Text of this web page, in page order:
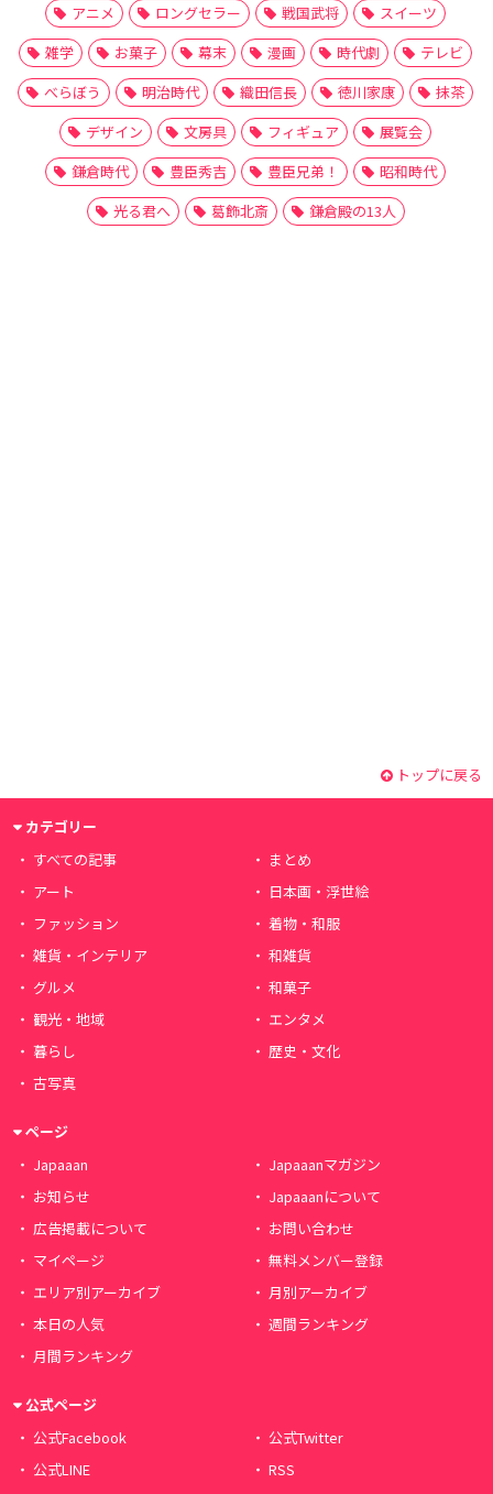
アニメ
ロングセラー 戦国武将
スイーツ
雑学
お菓子 幕末 漫画 時代劇
テレビ
べらぼう
明治時代 織田信長 徳川家康
抹茶
デザイン
文房具 フィギュア
展覧会
鎌倉時代
豊臣秀吉 豊臣兄弟！
昭和時代
光る君へ
葛飾北斎 鎌倉殿の13人
トップに戻る
カテゴリー
すべての記事
まとめ
アート
日本画・浮世絵
ファッション
着物・和服
雑貨・インテリア
和雑貨
グルメ
和菓子
観光・地域
エンタメ
暮らし
歴史・文化
古写真
ページ
Japaaan
Japaaanマガジン
お知らせ
Japaaanについて
広告掲載について
お問い合わせ
マイページ
無料メンバー登録
エリア別アーカイブ
月別アーカイブ
本日の人気
週間ランキング
月間ランキング
公式ページ
公式Facebook
公式Twitter
公式LINE
RSS